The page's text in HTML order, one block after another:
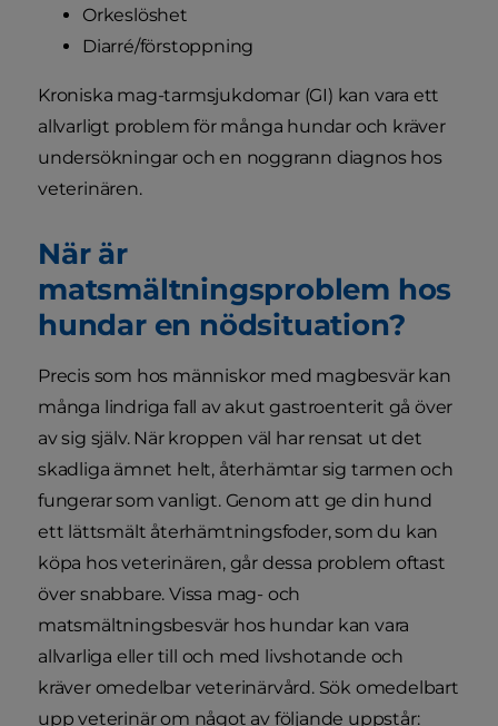
Orkeslöshet
Diarré/förstoppning
Kroniska mag-tarmsjukdomar (GI) kan vara ett
allvarligt problem för många hundar och kräver
undersökningar och en noggrann diagnos hos
veterinären.
När är
matsmältningsproblem hos
hundar en nödsituation?
Precis som hos människor med magbesvär kan
många lindriga fall av akut gastroenterit gå över
av sig själv. När kroppen väl har rensat ut det
skadliga ämnet helt, återhämtar sig tarmen och
fungerar som vanligt. Genom att ge din hund
ett lättsmält återhämtningsfoder, som du kan
köpa hos veterinären, går dessa problem oftast
över snabbare. Vissa mag- och
matsmältningsbesvär hos hundar kan vara
allvarliga eller till och med livshotande och
kräver omedelbar veterinärvård. Sök omedelbart
upp veterinär om något av följande uppstår: